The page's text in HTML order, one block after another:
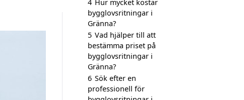
4 Hur mycket kostar
bygglovsritningar i
Gränna?
5 Vad hjälper till att
bestämma priset på
bygglovsritningar i
Gränna?
6 Sök efter en
professionell för